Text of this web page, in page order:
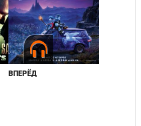
ВПЕРЁД